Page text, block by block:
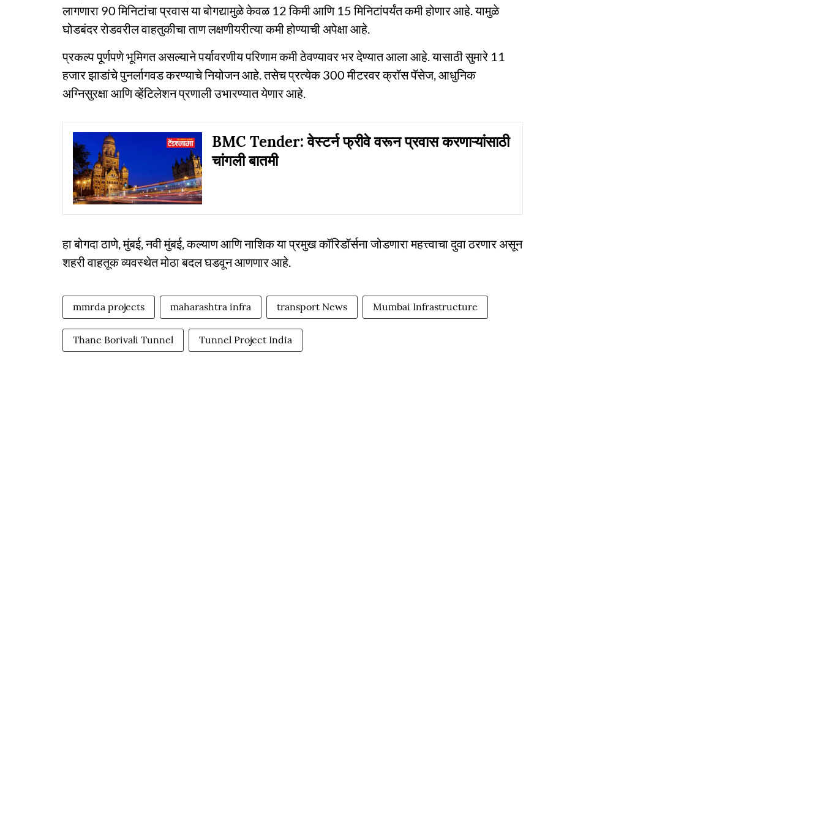
लागणारा 90 मिनिटांचा प्रवास या बोगद्यामुळे केवळ 12 किमी आणि 15 मिनिटांपर्यंत कमी होणार आहे. यामुळे
घोडबंदर रोडवरील वाहतुकीचा ताण लक्षणीयरीत्या कमी होण्याची अपेक्षा आहे.
प्रकल्प पूर्णपणे भूमिगत असल्याने पर्यावरणीय परिणाम कमी ठेवण्यावर भर देण्यात आला आहे. यासाठी सुमारे 11
हजार झाडांचे पुनर्लागवड करण्याचे नियोजन आहे. तसेच प्रत्येक 300 मीटरवर क्रॉस पॅसेज, आधुनिक
अग्निसुरक्षा आणि व्हेंटिलेशन प्रणाली उभारण्यात येणार आहे.
BMC Tender: वेस्टर्न फ्रीवे वरून प्रवास करणाऱ्यांसाठी
चांगली बातमी
हा बोगदा ठाणे, मुंबई, नवी मुंबई, कल्याण आणि नाशिक या प्रमुख कॉरिडॉर्सना जोडणारा महत्त्वाचा दुवा ठरणार असून
शहरी वाहतूक व्यवस्थेत मोठा बदल घडवून आणणार आहे.
mmrda projects maharashtra infra transport News Mumbai Infrastructure
Thane Borivali Tunnel Tunnel Project India